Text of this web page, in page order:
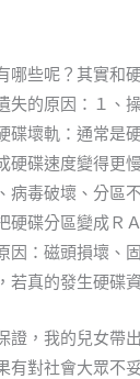
些呢？其實和
的原因：１、
壞軌：通常是
碟速度變得更
毒破壞、分區
硬碟分區變成Ｒ
：磁頭損壞、
真的發生硬碟
證，我的兒女
對社會大眾不